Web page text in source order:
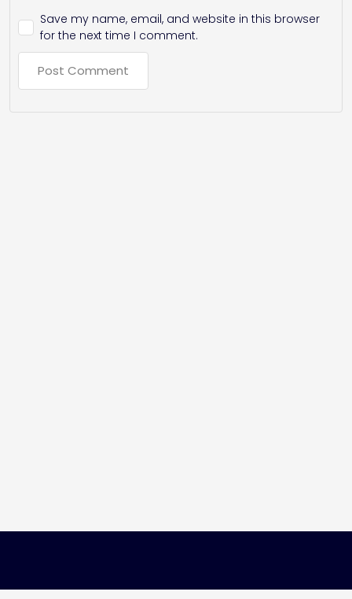
Save my name, email, and website in this browser
for the next time I comment.